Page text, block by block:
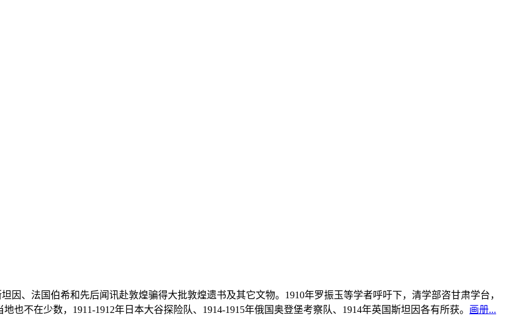
因、法国伯希和先后闻讯赴敦煌骗得大批敦煌遗书及其它文物。1910年罗振玉等学者呼吁下，清学部咨甘肃学台，
不在少数，1911-1912年日本大谷探险队、1914-1915年俄国奥登堡考察队、1914年英国斯坦因各有所获。 画册...